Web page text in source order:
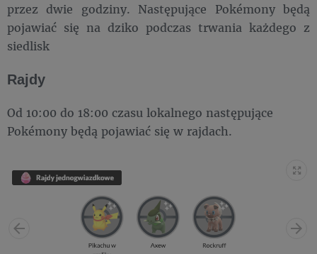
przez dwie godziny. Następujące Pokémony będą
pojawiać się na dziko podczas trwania każdego z
siedlisk
Rajdy
Od 10:00 do 18:00 czasu lokalnego następujące
Pokémony będą pojawiać się w rajdach.